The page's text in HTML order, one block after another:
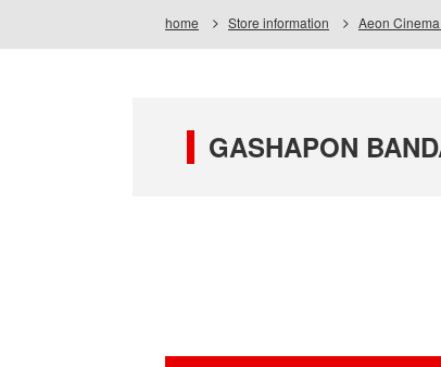
home Store information Aeon
GASHAPON